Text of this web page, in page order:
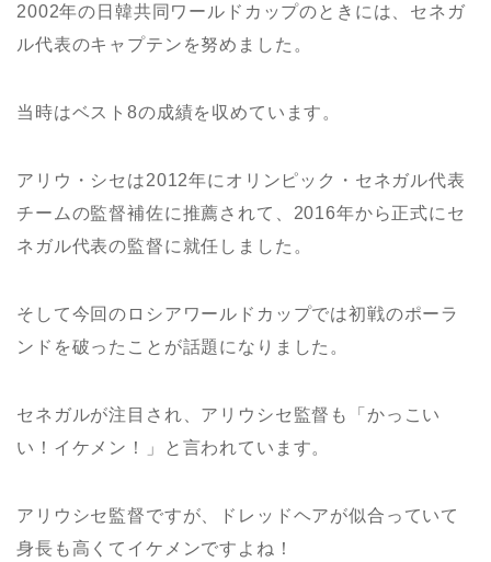
2002年の日韓共同ワールドカップのときには、セネガ
ル代表のキャプテンを努めました。
当時はベスト8の成績を収めています。
アリウ・シセは2012年にオリンピック・セネガル代表
チームの監督補佐に推薦されて、2016年から正式にセ
ネガル代表の監督に就任しました。
そして今回のロシアワールドカップでは初戦のポーラ
ンドを破ったことが話題になりました。
セネガルが注目され、アリウシセ監督も「かっこい
い！イケメン！」と言われています。
アリウシセ監督ですが、ドレッドヘアが似合っていて
身長も高くてイケメンですよね！